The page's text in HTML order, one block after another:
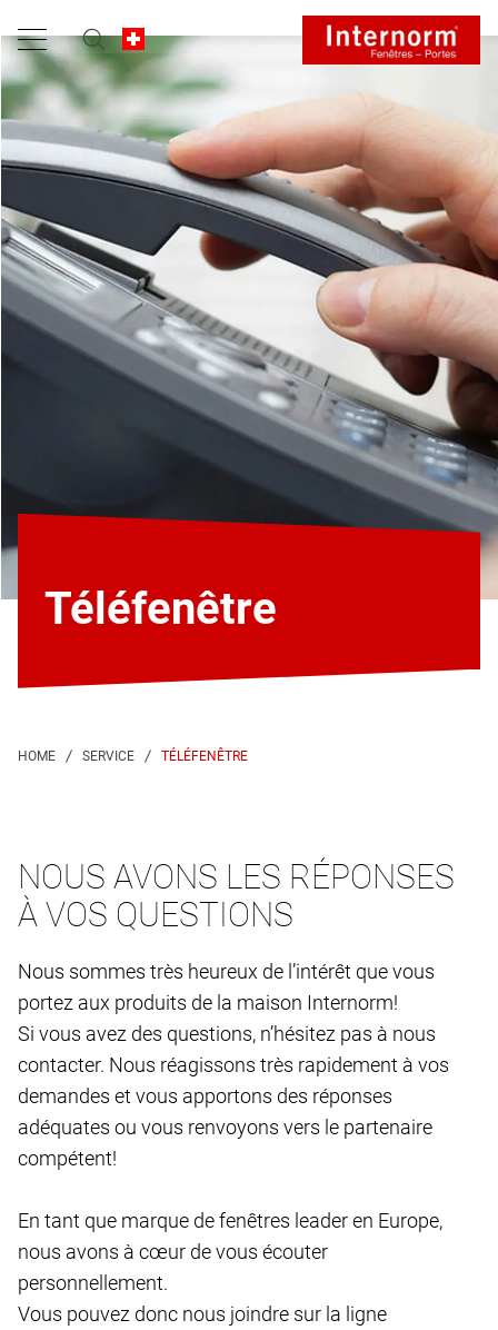
Téléfenêtre
TÉLÉFENÊTRE
NOUS AVONS LES RÉPONSES
À VOS QUESTIONS
Nous sommes très heureux de l’intérêt que vous
portez aux produits de la maison Internorm!
Si vous avez des questions, n’hésitez pas à nous
contacter. Nous réagissons très rapidement à vos
demandes et vous apportons des réponses
adéquates ou vous renvoyons vers le partenaire
compétent!
En tant que marque de fenêtres leader en Europe,
nous avons à cœur de vous écouter
personnellement.
Vous pouvez donc nous joindre sur la ligne